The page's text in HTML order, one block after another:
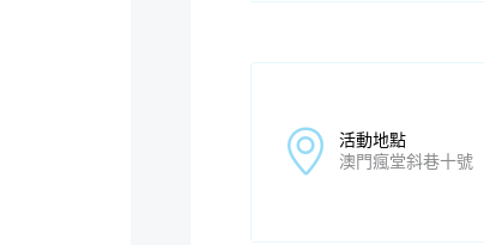
活動地點
澳門瘋堂斜巷十號